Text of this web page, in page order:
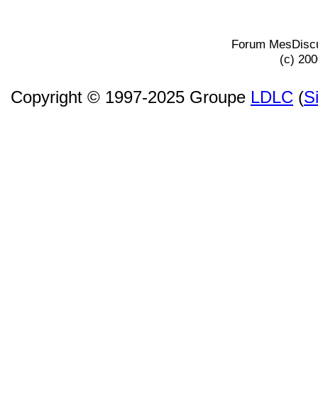
Forum
(c)
Copyright © 1997-2025 Groupe LDLC (